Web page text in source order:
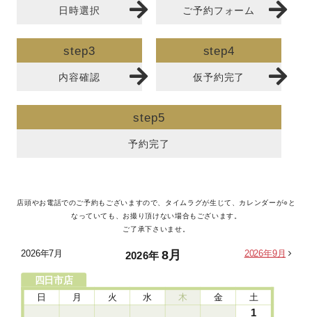
日時選択 ご予約フォーム
step3
内容確認
step4
仮予約完了
step5
予約完了